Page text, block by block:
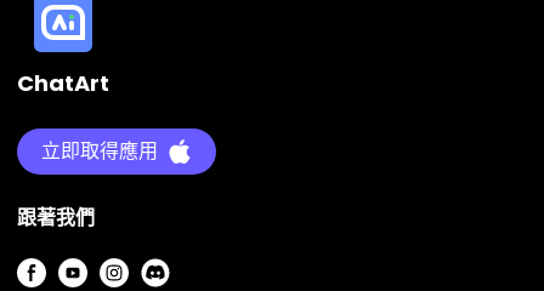
ChatArt
立即取得應用
跟著我們